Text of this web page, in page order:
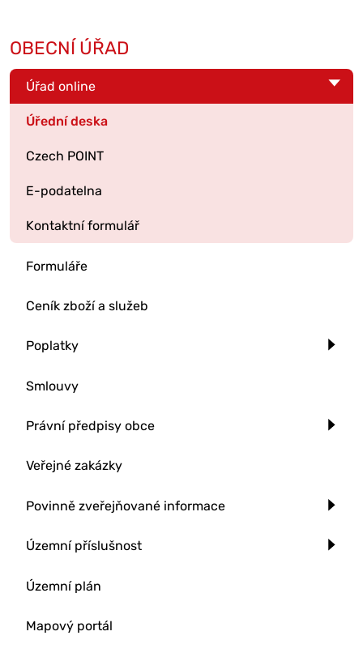
OBECNÍ ÚŘAD
Úřad online
Úřední deska
Czech POINT
E-podatelna
Kontaktní formulář
Formuláře
Ceník zboží a služeb
Poplatky
Smlouvy
Právní předpisy obce
Veřejné zakázky
Povinně zveřejňované informace
Územní příslušnost
Územní plán
Mapový portál